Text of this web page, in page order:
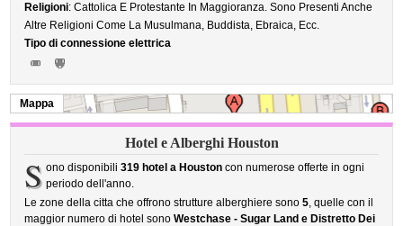
Religioni: Cattolica E Protestante In Maggioranza. Sono Presenti Anche
Altre Religioni Come La Musulmana, Buddista, Ebraica, Ecc.
Tipo di connessione elettrica
Mappa
Hotel e Alberghi Houston
S ono disponibili 319 hotel a Houstoncon numerose offerte in ogni
periodo dell'anno.
Le zone della citta che offrono strutture alberghiere sono5, quelle con il
maggior numero di hotel sonoWestchase - Sugar Land e Distretto Dei